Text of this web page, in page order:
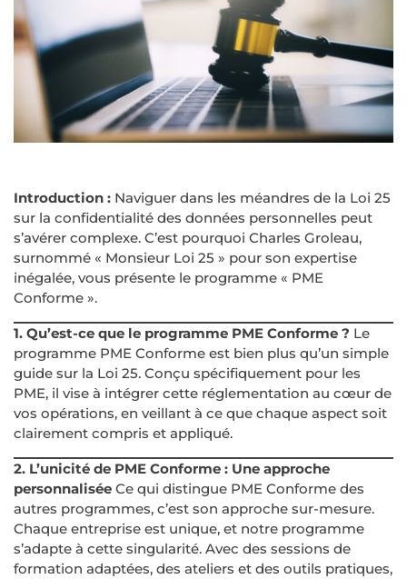
Introduction : Naviguer dans les méandres de la Loi 25
sur la confidentialité des données personnelles peut
s’avérer complexe. C’est pourquoi Charles Groleau,
surnommé « Monsieur Loi 25 » pour son expertise
inégalée, vous présente le programme « PME
Conforme ».
1. Qu’est-ce que le programme PME Conforme ? Le
programme PME Conforme est bien plus qu’un simple
guide sur la Loi 25. Conçu spécifiquement pour les
PME, il vise à intégrer cette réglementation au cœur de
vos opérations, en veillant à ce que chaque aspect soit
clairement compris et appliqué.
2. L’unicité de PME Conforme : Une approche
personnalisée Ce qui distingue PME Conforme des
autres programmes, c’est son approche sur-mesure.
Chaque entreprise est unique, et notre programme
s’adapte à cette singularité. Avec des sessions de
formation adaptées, des ateliers et des outils pratiques,